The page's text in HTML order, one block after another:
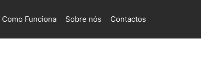
Como Funciona Sobre nós Contactos